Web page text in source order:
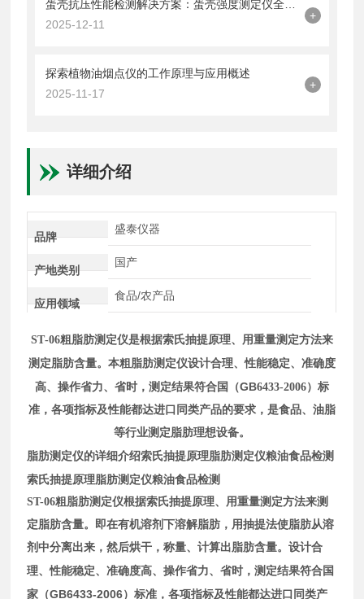
2025-12-11
+
探索植物油烟点仪的工作原理与应用概述
2025-11-17
+
详细介绍
品牌
盛泰仪器
产地类别
国产
应用领域
食品/农产品
ST-06粗脂肪测定仪是根据索氏抽提原理、用重量测定方法来
测定脂肪含量。 本粗脂肪测定仪设计合理、性能稳定、准确度
高、操作省力、省时，测定结果符合国（GB6433-2006）标
准，各项指标及性能都达进口同类产品的要求，是食品、油脂
等行业测定脂肪理想设备。
脂肪测定仪的详细介绍索氏抽提原理脂肪测定仪粮油食品检测
索氏抽提原理脂肪测定仪粮油食品检测
ST-06粗脂肪测定仪根据索氏抽提原理、用重量测定方法来测
定脂肪含量。即在有机溶剂下溶解脂肪，用抽提法使脂肪从溶
剂中分离出来，然后烘干，称量、计算出脂肪含量。设计合
理、性能稳定、准确度高、操作省力、省时，测定结果符合国
家（GB6433-2006）标准，各项指标及性能都达进口同类产